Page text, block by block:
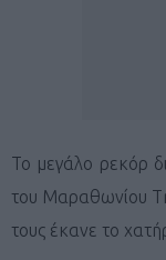
To μεγάλο ρεκόρ
του Μαραθωνίου
τους έκανε το